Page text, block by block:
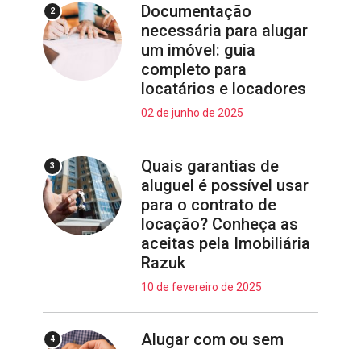
2
Documentação
necessária para alugar
um imóvel: guia
completo para
locatários e locadores
02 de junho de 2025
3
Quais garantias de
aluguel é possível usar
para o contrato de
locação? Conheça as
aceitas pela Imobiliária
Razuk
10 de fevereiro de 2025
4 Alugar com ou sem